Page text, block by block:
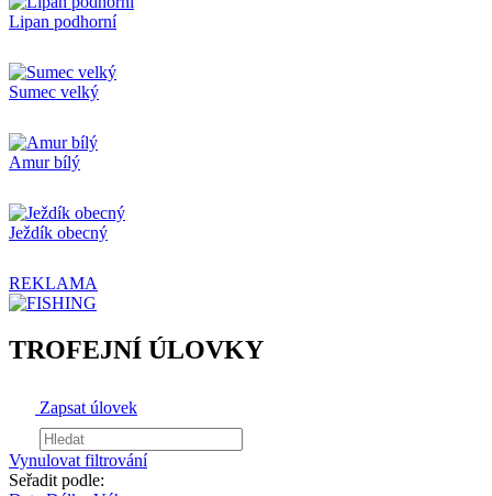
Lipan podhorní
Sumec velký
Amur bílý
Ježdík obecný
REKLAMA
TROFEJNÍ ÚLOVKY
Zapsat úlovek
Vynulovat filtrování
Seřadit podle: